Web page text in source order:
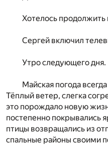
Хотелось продолжить
Сергей включил
Утро следующего дня.
Майская погода
Тёплый ветер, слегка
это порождало новую
постепенно покрывались
птицы возвращались из
спальные районы своими